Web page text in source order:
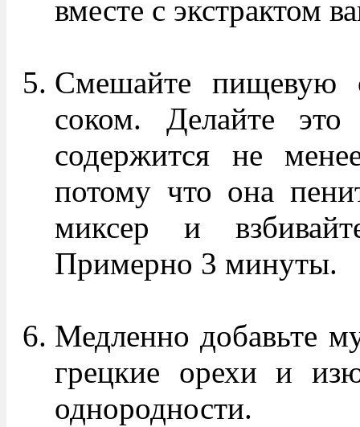
вместе с экстрактом
Смешайте пищевую
соком. Делайте
содержится не
потому что она
миксер и
Примерно 3 минуты.
Медленно добавьте
грецкие орехи и
однородности.